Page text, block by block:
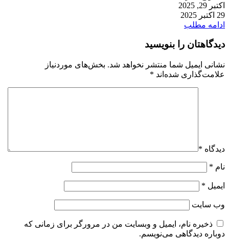
اکتبر 29, 2025
29 اکتبر 2025
ادامه مطلب
دیدگاهتان را بنویسید
نشانی ایمیل شما منتشر نخواهد شد. بخش‌های موردنیاز
علامت‌گذاری شده‌اند *
دیدگاه *
نام *
ایمیل *
وب‌ سایت
ذخیره نام، ایمیل و وبسایت من در مرورگر برای زمانی که
دوباره دیدگاهی می‌نویسم.